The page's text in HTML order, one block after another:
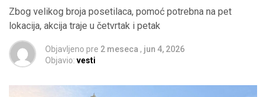
Zbog velikog broja posetilaca, pomoć potrebna na pet
lokacija, akcija traje u četvrtak i petak
Objavljeno pre 2 meseca , jun 4, 2026
Objavio: vesti